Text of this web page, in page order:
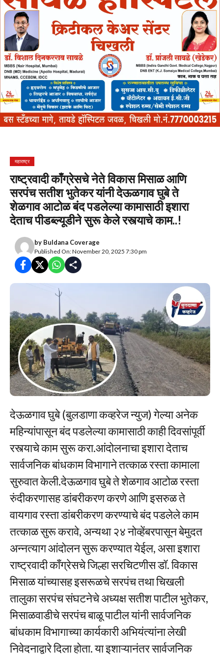
महाराष्ट्र
राष्ट्रवादी काँग्रेसचे नेते विकास मिसाळ आणि
सरपंच सतीश भुतेकर यांनी देऊळगाव घुबे ते
शेळगाव आटोळ बंद पडलेल्या कामासाठी इशारा
देताच पीडब्ल्यूडीने सुरू केले रस्त्याचे काम..!
by Buldana Coverage
Published On: November 20, 2025 7:30 pm
देऊळगाव घुबे (बुलडाणा कव्हरेज न्युज) गेल्या अनेक
महिन्यांपासून बंद पडलेल्या कामासाठी काही दिवसांपूर्वी
रस्त्याचे काम सुरू करा.आंदोलनाचा इशारा देताच
सार्वजनिक बांधकाम विभागाने तत्काळ रस्ता कामाला
सुरुवात केली.देऊळगाव घुबे ते शेळगाव आटोळ रस्ता
रुंदीकरणासह डांबरीकरण करणे आणि इसरुळ ते
वायगाव रस्ता डांबरीकरण करण्याचे बंद पडलेले काम
तत्काळ सुरू करावे, अन्यथा २४ नोव्हेंबरपासून बेमुदत
अन्नत्याग आंदोलन सुरू करण्यात येईल, असा इशारा
राष्ट्रवादी काँग्रेसचे जिल्हा सरचिटणीस डॉ. विकास
मिसाळ यांच्यासह इसरूळचे सरपंच तथा चिखली
तालुका सरपंच संघटनेचे अध्यक्ष सतीश पाटील भुतेकर,
मिसाळवाडीचे सरपंच बाळू पाटील यांनी सार्वजनिक
बांधकाम विभागाच्या कार्यकारी अभियंत्यांना लेखी
निवेदनाद्वारे दिला होता. या इशाऱ्यानंतर सार्वजनिक